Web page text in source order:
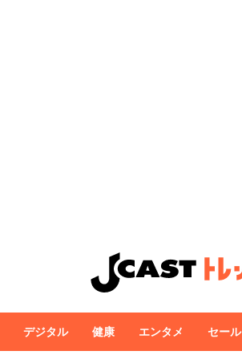
デジタル 健康 エンタメ セール